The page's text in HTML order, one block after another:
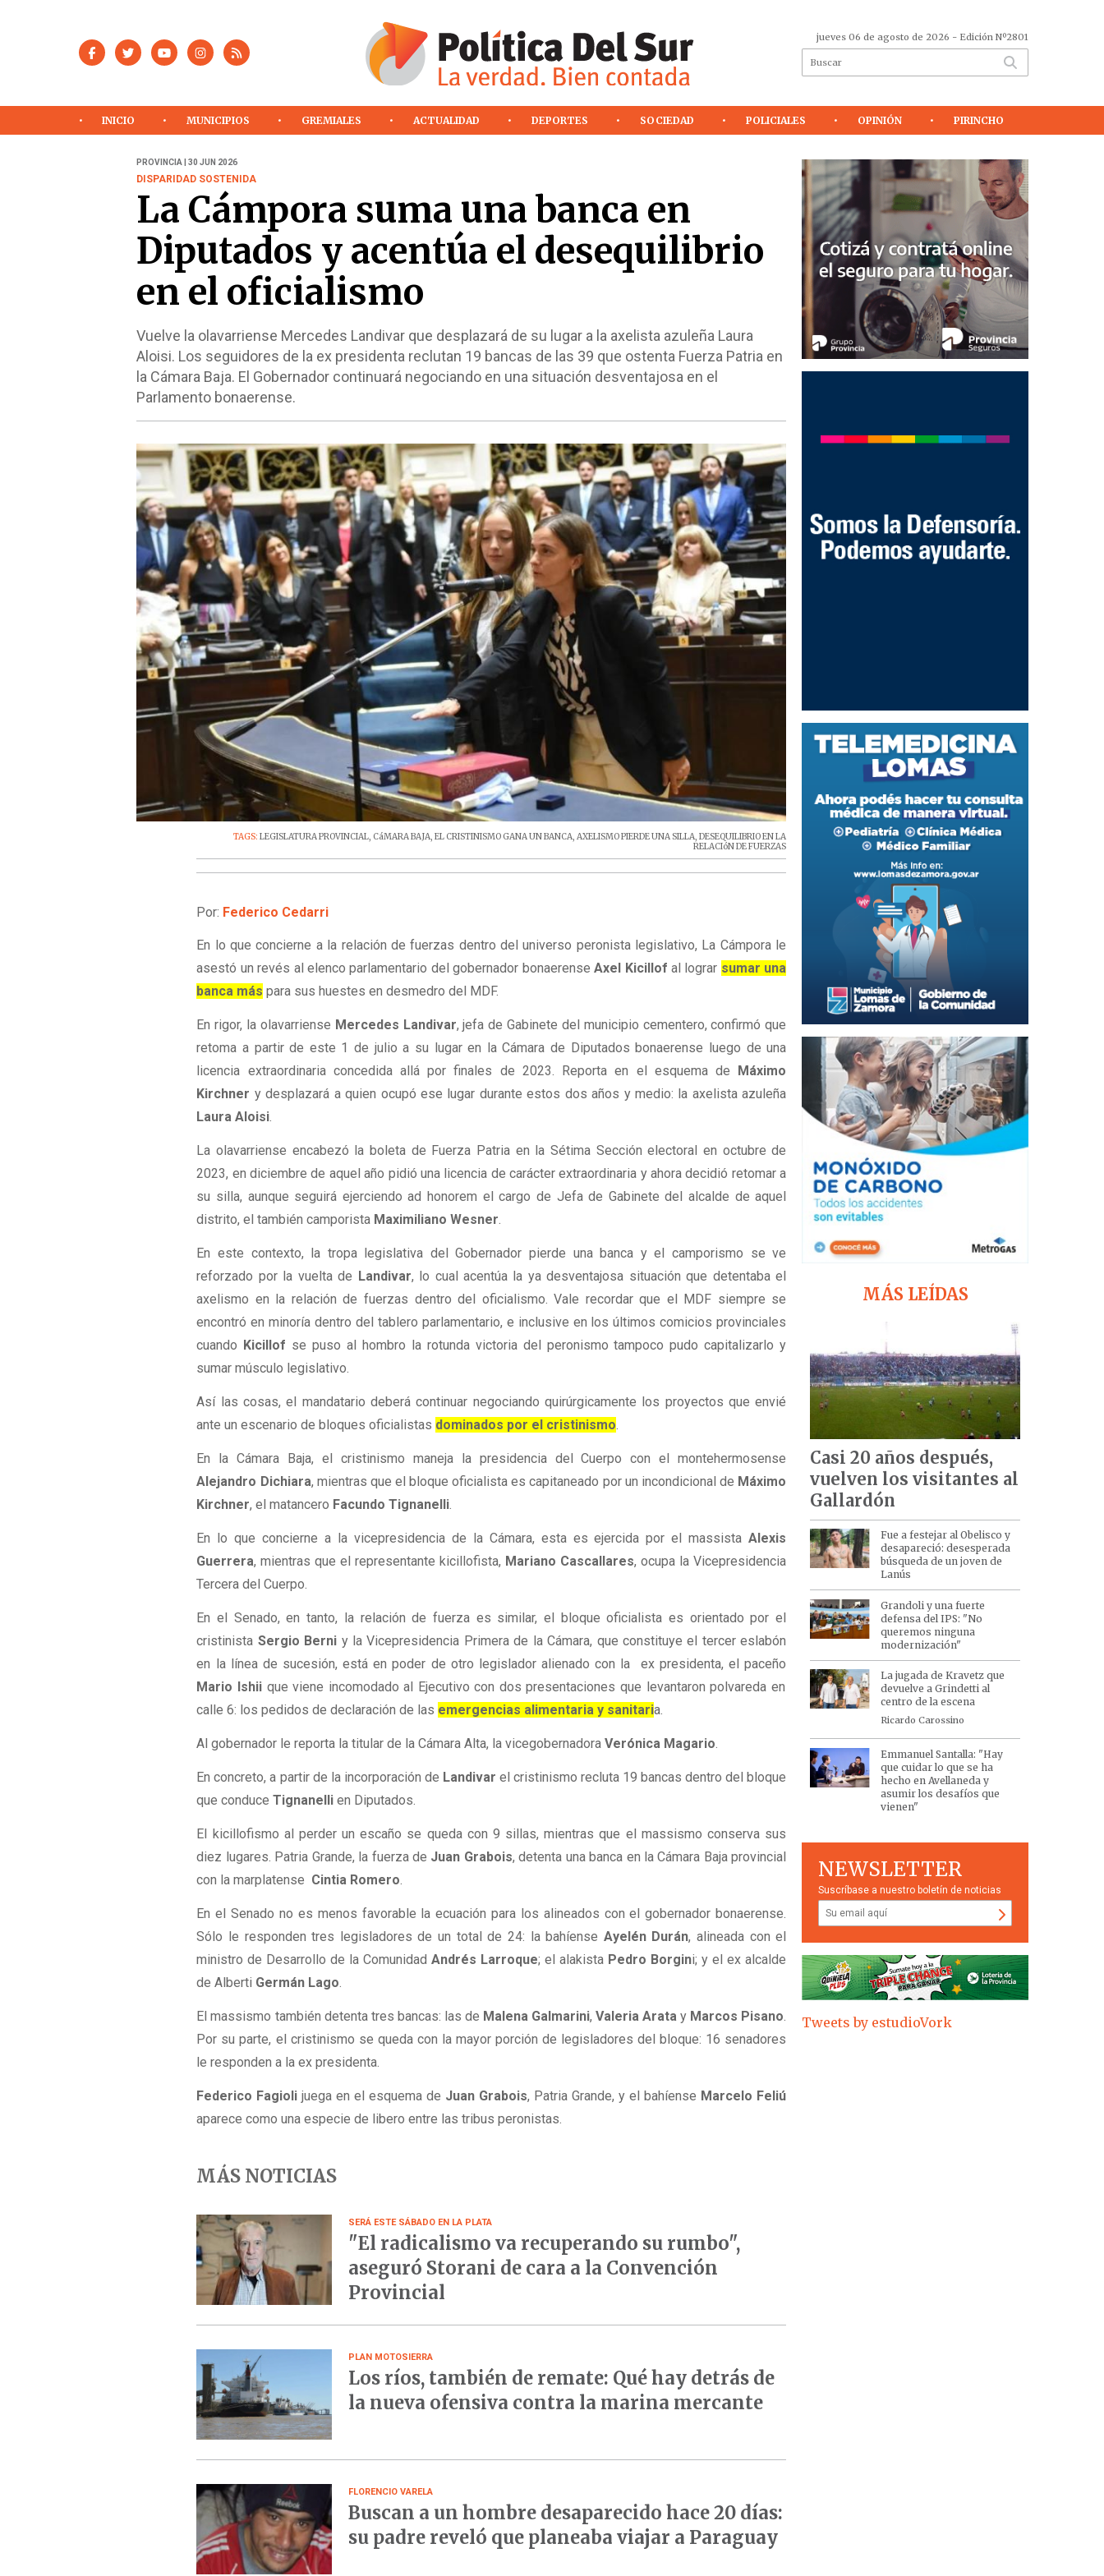
jueves 06 de agosto de 2026 - Edición Nº2801
INICIO MUNICIPIOS GREMIALES ACTUALIDAD DEPORTES SOCIEDAD POLICIALES OPINIÓN PIRINCHO
PROVINCIA | 30 JUN 2026
DISPARIDAD SOSTENIDA
La Cámpora suma una banca en
Diputados y acentúa el desequilibrio
en el oficialismo
Vuelve la olavarriense Mercedes Landivar que desplazará de su lugar a la axelista azuleña Laura
Aloisi. Los seguidores de la ex presidenta reclutan 19 bancas de las 39 que ostenta Fuerza Patria en
la Cámara Baja. El Gobernador continuará negociando en una situación desventajosa en el
Parlamento bonaerense.
TAGS:LEGISLATURA PROVINCIAL, CáMARA BAJA,EL CRISTINISMO GANA UN BANCA,AXELISMO PIERDE UNA SILLA,DESEQUILIBRIO EN LA
RELACIóN DE FUERZAS
Por: Federico Cedarri
En lo que concierne a la relación de fuerzas dentro del universo peronista legislativo, La Cámpora le
asestó un revés al elenco parlamentario del gobernador bonaerenseAxel Kicillof al lograr sumar una
banca más para sus huestes en desmedro del MDF.
En rigor, la olavarriense Mercedes Landivar, jefa de Gabinete del municipio cementero, confirmó que
retoma a partir de este 1 de julio a su lugar en la Cámara de Diputados bonaerense luego de una
licencia extraordinaria concedida allá por finales de 2023. Reporta en el esquema de Máximo
Kirchner y desplazará a quien ocupó ese lugar durante estos dos años y medio: la axelista azuleña
Laura Aloisi.
La olavarriense encabezó la boleta de Fuerza Patria en la Sétima Sección electoral en octubre de
2023, en diciembre de aquel año pidió una licencia de carácter extraordinaria y ahora decidió retomar a
su silla, aunque seguirá ejerciendo ad honorem el cargo de Jefa de Gabinete del alcalde de aquel
distrito, el también camporista Maximiliano Wesner.
En este contexto, la tropa legislativa del Gobernador pierde una banca y el camporismo se ve
reforzado por la vuelta de Landivar, lo cual acentúa la ya desventajosa situación que detentaba el
axelismo en la relación de fuerzas dentro del oficialismo. Vale recordar que el MDF siempre se
encontró en minoría dentro del tablero parlamentario, e inclusive en los últimos comicios provinciales
cuando Kicillof se puso al hombro la rotunda victoria del peronismo tampoco pudo capitalizarlo y
sumar músculo legislativo.
Así las cosas, el mandatario deberá continuar negociando quirúrgicamente los proyectos que envié
ante un escenario de bloques oficialistas dominados por el cristinismo.
En la Cámara Baja, el cristinismo maneja la presidencia del Cuerpo con el montehermosense
Alejandro Dichiara, mientras que el bloque oficialista es capitaneado por un incondicional de Máximo
Kirchner, el matancero Facundo Tignanelli.
En lo que concierne a la vicepresidencia de la Cámara, esta es ejercida por el massistaAlexis
Guerrera, mientras que el representante kicillofista, Mariano Cascallares, ocupa la Vicepresidencia
Tercera del Cuerpo.
En el Senado, en tanto, la relación de fuerza es similar, el bloque oficialista es orientado por el
cristinista Sergio Berni y la Vicepresidencia Primera de la Cámara, que constituye el tercer eslabón
en la línea de sucesión, está en poder de otro legislador alienado con la ex presidenta, el paceño
Mario Ishiique viene incomodado al Ejecutivo con dos presentaciones que levantaron polvareda en
calle 6: los pedidos de declaración de las emergencias alimentaria y sanitaria.
Al gobernador le reporta la titular de la Cámara Alta, la vicegobernadora Verónica Magario.
En concreto, a partir de la incorporación de Landivar el cristinismo recluta 19 bancas dentro del bloque
que conduceTignanelli en Diputados.
El kicillofismo al perder un escaño se queda con 9 sillas, mientras que el massismo conserva sus
diez lugares. Patria Grande, la fuerza de Juan Grabois, detenta una banca en la Cámara Baja provincial
con la marplatense Cintia Romero.
En el Senado no es menos favorable la ecuación para los alineados con el gobernador bonaerense.
Sólo le responden tres legisladores de un total de 24: la bahíense Ayelén Durán, alineada con el
ministro de Desarrollo de la ComunidadAndrés Larroque; el alakista Pedro Borgini; y el ex alcalde
de Alberti Germán Lago.
El massismo también detenta tres bancas: las de Malena Galmarini, Valeria Arata y Marcos Pisano.
Por su parte, el cristinismo se queda con la mayor porción de legisladores del bloque: 16 senadores
le responden a la ex presidenta.
Federico Fagioli juega en el esquema de Juan Grabois, Patria Grande, y el bahíense Marcelo Feliú
aparece como una especie de libero entre las tribus peronistas.
MÁS NOTICIAS
SERÁ ESTE SÁBADO EN LA PLATA
"El radicalismo va recuperando su rumbo",
aseguró Storani de cara a la Convención
Provincial
PLAN MOTOSIERRA
Los ríos, también de remate: Qué hay detrás de
la nueva ofensiva contra la marina mercante
FLORENCIO VARELA
Buscan a un hombre desaparecido hace 20 días:
su padre reveló que planeaba viajar a Paraguay
MÁS LEÍDAS
Casi 20 años después,
vuelven los visitantes al
Gallardón
Fue a festejar al Obelisco y
desapareció: desesperada
búsqueda de un joven de
Lanús
Grandoli y una fuerte
defensa del IPS: "No
queremos ninguna
modernización"
La jugada de Kravetz que
devuelve a Grindetti al
centro de la escena
Ricardo Carossino
Emmanuel Santalla: "Hay
que cuidar lo que se ha
hecho en Avellaneda y
asumir los desafíos que
vienen"
NEWSLETTER
Suscríbase a nuestro boletín de noticias
Tweets by estudioVork